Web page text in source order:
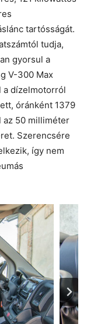
tartósságát.
tudja,
gyorsul a
V-300 Max
a dízelmotorról
óránként 1379
az 50 milliméter
Szerencsére
így nem